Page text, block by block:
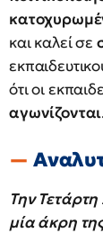
και καλεί σε
ότι οι
αγωνίζονται
Την
μία άκρη